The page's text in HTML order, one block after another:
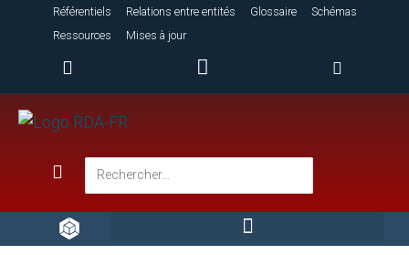
Référentiels Relations entre entités Glossaire
Schémas
Ressources
Mises à jour